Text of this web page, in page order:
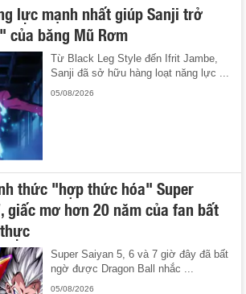
lực mạnh nhất giúp Sanji trở
băng Mũ Rơm
Từ Black Leg Style đến Ifrit Jambe,
Sanji đã sở hữu hàng loạt năng lực ...
05/08/2026
thức "hợp thức hóa" Super
giấc mơ hơn 20 năm của fan bất
Super Saiyan 5, 6 và 7 giờ đây đã bất
ngờ được Dragon Ball nhắc ...
05/08/2026